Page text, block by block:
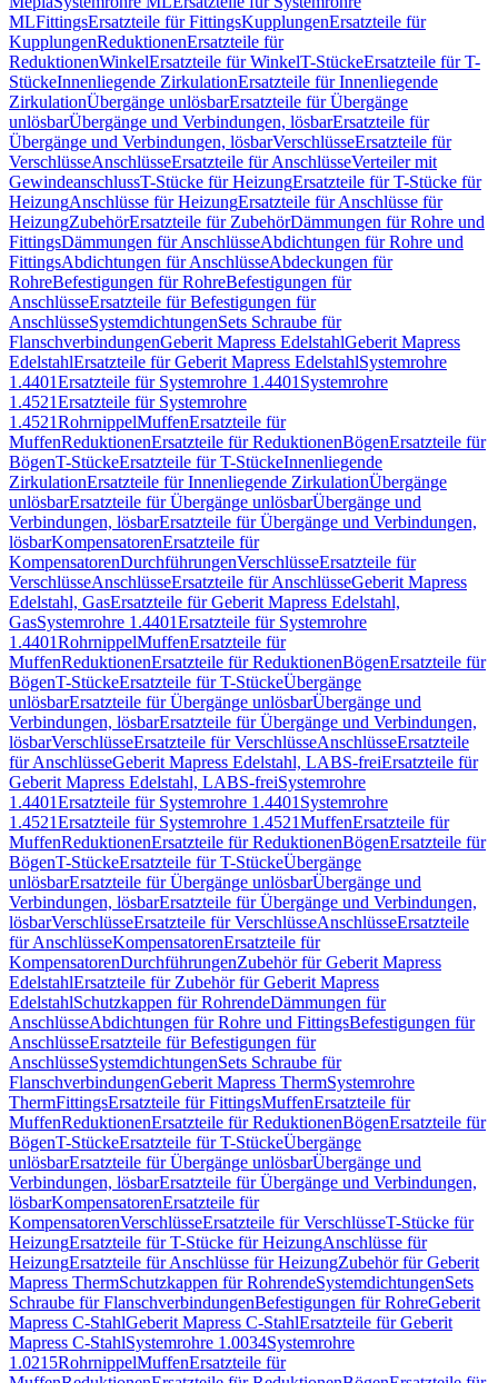
MLFittingsErsatzteile für FittingsKupplungenErsatzteile für
KupplungenReduktionenErsatzteile für
ReduktionenWinkelErsatzteile für WinkelT-StückeErsatzteile für T-
StückeInnenliegende ZirkulationErsatzteile für Innenliegende
ZirkulationÜbergänge unlösbarErsatzteile für Übergänge
unlösbarÜbergänge und Verbindungen, lösbarErsatzteile für
Übergänge und Verbindungen, lösbarVerschlüsseErsatzteile für
VerschlüsseAnschlüsseErsatzteile für AnschlüsseVerteiler mit
GewindeanschlussT-Stücke für HeizungErsatzteile für T-Stücke für
HeizungAnschlüsse für HeizungErsatzteile für Anschlüsse für
HeizungZubehörErsatzteile für ZubehörDämmungen für Rohre und
FittingsDämmungen für AnschlüsseAbdichtungen für Rohre und
FittingsAbdichtungen für AnschlüsseAbdeckungen für
RohreBefestigungen für RohreBefestigungen für
AnschlüsseErsatzteile für Befestigungen für
AnschlüsseSystemdichtungenSets Schraube für
FlanschverbindungenGeberit Mapress EdelstahlGeberit Mapress
EdelstahlErsatzteile für Geberit Mapress EdelstahlSystemrohre
1.4401Ersatzteile für Systemrohre 1.4401 Systemrohre
1.4521Ersatzteile für Systemrohre
1.4521RohrnippelMuffenErsatzteile für
MuffenReduktionenErsatzteile für ReduktionenBögenErsatzteile für
BögenT-StückeErsatzteile für T-StückeInnenliegende
ZirkulationErsatzteile für Innenliegende ZirkulationÜbergänge
unlösbarErsatzteile für Übergänge unlösbarÜbergänge und
Verbindungen, lösbarErsatzteile für Übergänge und Verbindungen,
lösbarKompensatorenErsatzteile für
KompensatorenDurchführungenVerschlüsseErsatzteile für
VerschlüsseAnschlüsseErsatzteile für AnschlüsseGeberit Mapress
Edelstahl, GasErsatzteile für Geberit Mapress Edelstahl,
GasSystemrohre 1.4401Ersatzteile für Systemrohre
1.4401RohrnippelMuffenErsatzteile für
MuffenReduktionenErsatzteile für ReduktionenBögenErsatzteile für
BögenT-StückeErsatzteile für T-StückeÜbergänge
unlösbarErsatzteile für Übergänge unlösbarÜbergänge und
Verbindungen, lösbarErsatzteile für Übergänge und Verbindungen,
lösbarVerschlüsseErsatzteile für VerschlüsseAnschlüsseErsatzteile
für AnschlüsseGeberit Mapress Edelstahl, LABS-freiErsatzteile für
Geberit Mapress Edelstahl, LABS-freiSystemrohre
1.4401Ersatzteile für Systemrohre 1.4401 Systemrohre
1.4521Ersatzteile für Systemrohre 1.4521MuffenErsatzteile für
MuffenReduktionenErsatzteile für ReduktionenBögenErsatzteile für
BögenT-StückeErsatzteile für T-StückeÜbergänge
unlösbarErsatzteile für Übergänge unlösbarÜbergänge und
Verbindungen, lösbarErsatzteile für Übergänge und Verbindungen,
lösbarVerschlüsseErsatzteile für VerschlüsseAnschlüsseErsatzteile
für AnschlüsseKompensatorenErsatzteile für
KompensatorenDurchführungenZubehör für Geberit Mapress
EdelstahlErsatzteile für Zubehör für Geberit Mapress
EdelstahlSchutzkappen für RohrendeDämmungen für
AnschlüsseAbdichtungen für Rohre und FittingsBefestigungen für
AnschlüsseErsatzteile für Befestigungen für
AnschlüsseSystemdichtungenSets Schraube für
FlanschverbindungenGeberit Mapress ThermSystemrohre
ThermFittingsErsatzteile für FittingsMuffenErsatzteile für
MuffenReduktionenErsatzteile für ReduktionenBögenErsatzteile für
BögenT-StückeErsatzteile für T-StückeÜbergänge
unlösbarErsatzteile für Übergänge unlösbarÜbergänge und
Verbindungen, lösbarErsatzteile für Übergänge und Verbindungen,
lösbarKompensatorenErsatzteile für
KompensatorenVerschlüsseErsatzteile für VerschlüsseT-Stücke für
HeizungErsatzteile für T-Stücke für HeizungAnschlüsse für
HeizungErsatzteile für Anschlüsse für HeizungZubehör für Geberit
Mapress ThermSchutzkappen für RohrendeSystemdichtungenSets
Schraube für FlanschverbindungenBefestigungen für RohreGeberit
Mapress C-StahlGeberit Mapress C-StahlErsatzteile für Geberit
Mapress C-StahlSystemrohre 1.0034Systemrohre
1.0215RohrnippelMuffenErsatzteile für